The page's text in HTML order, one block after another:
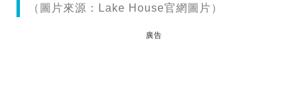
（圖片來源：Lake House官網圖片）
廣告